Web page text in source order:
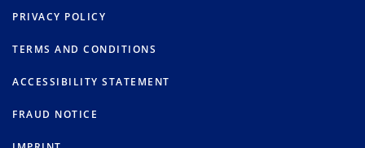
PRIVACY POLICY
TERMS AND CONDITIONS
ACCESSIBILITY STATEMENT
FRAUD NOTICE